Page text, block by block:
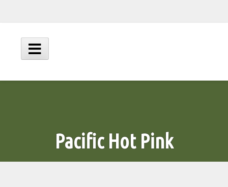
innehåll
Huvudmeny
Pacific Hot Pink